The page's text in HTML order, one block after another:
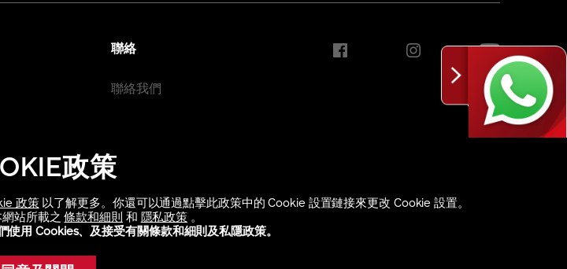
政策
政策 以了解更多。你還可以通過點擊此政策中的 Cookie 設置鏈接來更改 Cookie 設置。
網站所載之條款和細則 和 隱私政策 。
用 Cookies、及接受有關條款和細則及私隱政策。
聯絡
聯絡我們